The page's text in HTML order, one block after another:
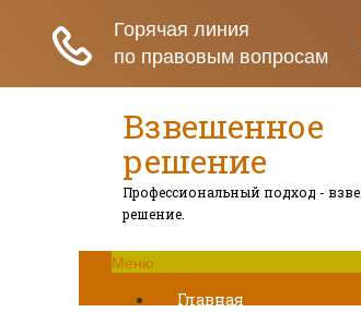
Взвешенное
решение
Профессиональный подход -
решение.
Меню
Главная